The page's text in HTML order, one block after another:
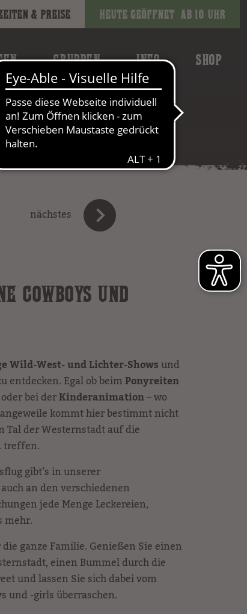
GRUPPEN INFO SHOP
& Preise Heute geöffnet ab 10 Uhr
nächstes
UND C
Wild-West- und Lichter-Showsund
entdecken. Egal ob beimPonyreiten
oder bei derKinderanimation– wo
kommt hier bestimmt nicht
Tal der Westernstadt auf die
treffen.
gibt’s in unserer
an den verschiedenen
jede Menge Leckereien,
mehr.
ganze Familie. Genießen Sie einen
einen Bummel durch die
und lassen Sie sich dabei vom
und -girls überraschen.